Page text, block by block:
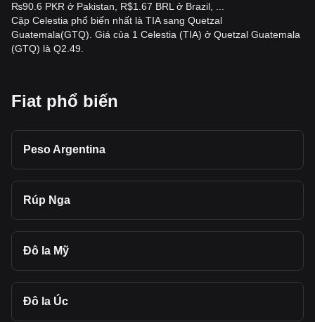
₨90.6 PKR ở Pakistan, R$1.67 BRL ở Brazil, ...
Cặp Celestia phổ biến nhất là TIA sang Quetzal
Guatemala(GTQ). Giá của 1 Celestia (TIA) ở Quetzal Guatemala
(GTQ) là Q2.49.
Fiat phổ biến
Peso Argentina
Rúp Nga
Đô la Mỹ
Đô la Úc